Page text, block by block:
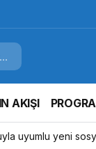
AKIŞI
uyumlu yeni